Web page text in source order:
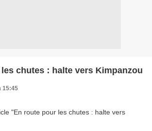
chutes : halte vers Kimpanzou
15:45